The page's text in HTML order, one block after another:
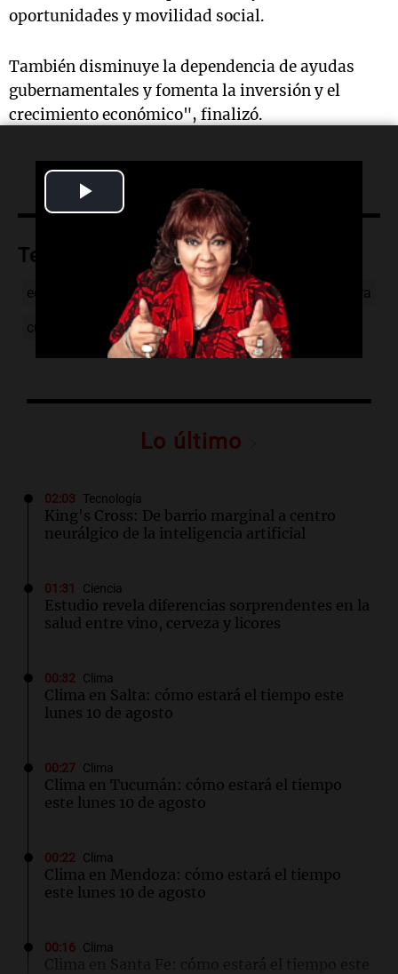
Video
oportunidades y movilidad social.
También disminuye la dependencia de ayudas
gubernamentales y fomenta la inversión y el
crecimiento económico", finalizó.
Temas
educación financiera proyecto de ley Bruno Olivera
currícula educativa nivel secundario
Lo último
02:03 Tecnología
King's Cross: De barrio marginal a centro
neurálgico de la inteligencia artificial
01:31 Ciencia
Estudio revela diferencias sorprendentes en la
salud entre vino, cerveza y licores
00:32 Clima
Clima en Salta: cómo estará el tiempo este
lunes 10 de agosto
00:27 Clima
Clima en Tucumán: cómo estará el tiempo
este lunes 10 de agosto
00:22 Clima
Clima en Mendoza: cómo estará el tiempo
este lunes 10 de agosto
00:16 Clima
Clima en Santa Fe: cómo estará el tiempo este